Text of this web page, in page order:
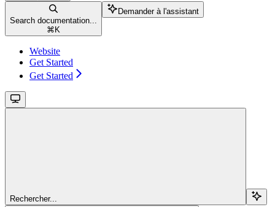
Search documentation...
⌘ K
Demander à l'assistant
Website
Get Started
Get Started
Rechercher...